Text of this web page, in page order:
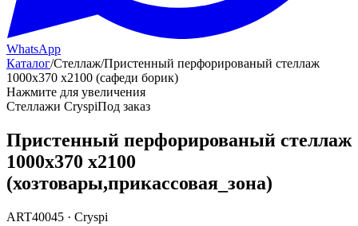
WhatsApp
Каталог/Стеллаж/Пристенный перфорированый стеллаж
1000х370 х2100 (сафеди борик)
Нажмите для увеличения
Стеллажи CryspiПод заказ
Пристенный перфорированый стеллаж
1000х370 х2100
(хозтовары,прикассовая_зона)
ART40045 · Cryspi